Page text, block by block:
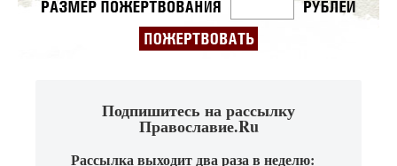
Подпишитесь на рассылку
Православие.Ru
Рассылка выходит два раза в неделю: